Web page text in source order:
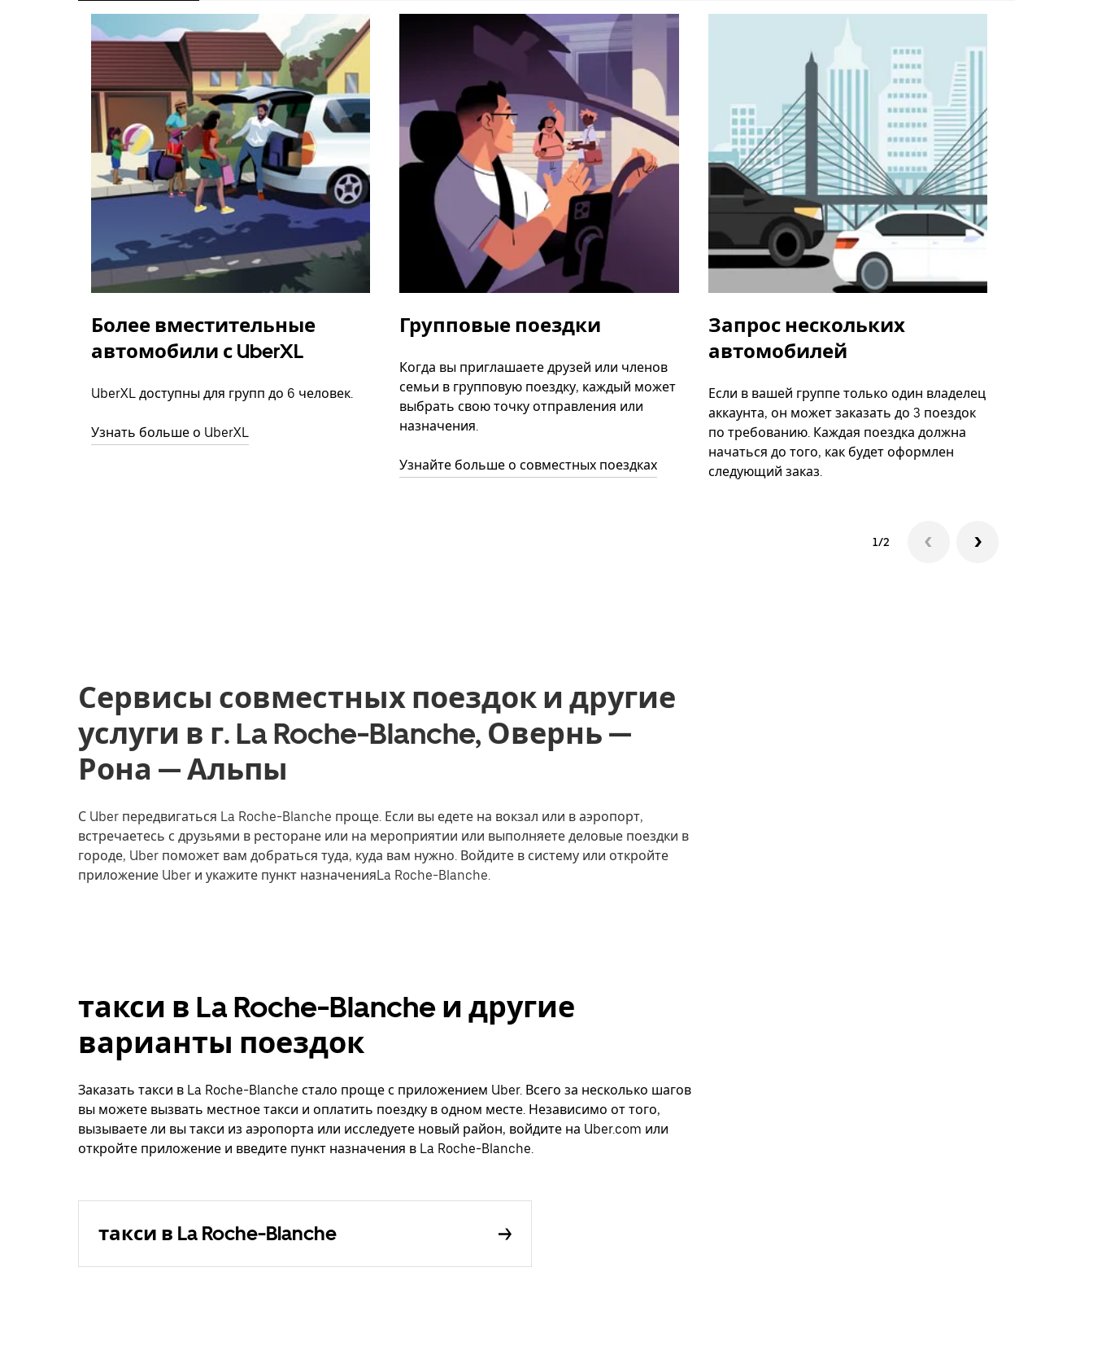
Более вместительные
автомобили с UberXL
UberXL доступны для групп до 6 человек.
Узнать больше о UberXL
Групповые поездки
Когда вы приглашаете друзей или членов
семьи в групповую поездку, каждый может
выбрать свою точку отправления или
назначения.
Узнайте больше о совместных поездках
Запрос нескольких
автомобилей
Если в вашей группе только один владелец
аккаунта, он может заказать до 3 поездок
по требованию. Каждая поездка должна
начаться до того, как будет оформлен
следующий заказ.
1/2
Сервисы совместных поездок и другие
услуги в г. La Roche-Blanche, Овернь —
Рона — Альпы
С Uber передвигаться La Roche-Blanche проще. Если вы едете на вокзал или в аэропорт,
встречаетесь с друзьями в ресторане или на мероприятии или выполняете деловые поездки в
городе, Uber поможет вам добраться туда, куда вам нужно. Войдите в систему или откройте
приложение Uber и укажите пункт назначенияLa Roche-Blanche.
такси в La Roche-Blanche и другие
варианты поездок
Заказать такси в La Roche-Blanche стало проще с приложением Uber. Всего за несколько шагов
вы можете вызвать местное такси и оплатить поездку в одном месте. Независимо от того,
вызываете ли вы такси из аэропорта или исследуете новый район, войдите на Uber.com или
откройте приложение и введите пункт назначения в La Roche-Blanche.
такси в La Roche-Blanche